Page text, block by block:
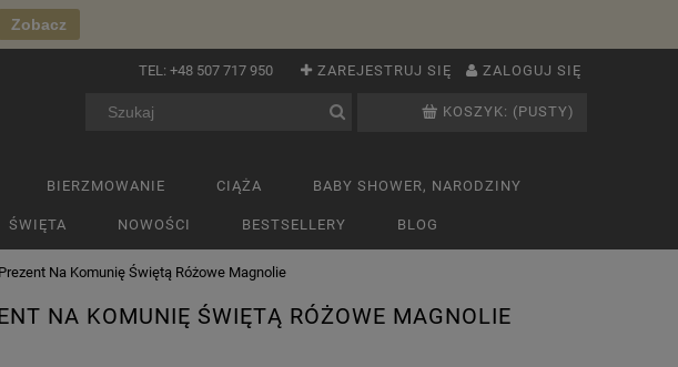
Zobacz
ZAREJESTRUJ SIĘ ZALOGUJ SIĘ
TEL: +48 507 717 950
KOSZYK: (PUSTY)
BIERZMOWANIE CIĄŻA BABY SHOWER, NARODZINY
ŚWIĘTA NOWOŚCI BESTSELLERY BLOG
Na Komunię Świętą Różowe Magnolie
NA KOMUNIĘ ŚWIĘTĄ RÓŻOWE MAGNOLIE